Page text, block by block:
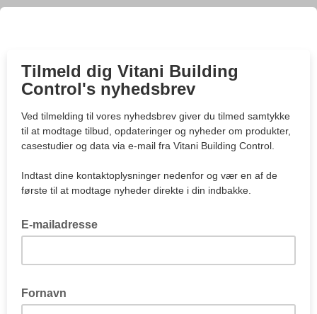
Tilmeld dig Vitani Building
Control's nyhedsbrev
Ved tilmelding til vores nyhedsbrev giver du tilmed samtykke
til at modtage tilbud, opdateringer og nyheder om produkter,
casestudier og data via e-mail fra Vitani Building Control.
Indtast dine kontaktoplysninger nedenfor og vær en af de
første til at modtage nyheder direkte i din indbakke.
E-mailadresse
Fornavn